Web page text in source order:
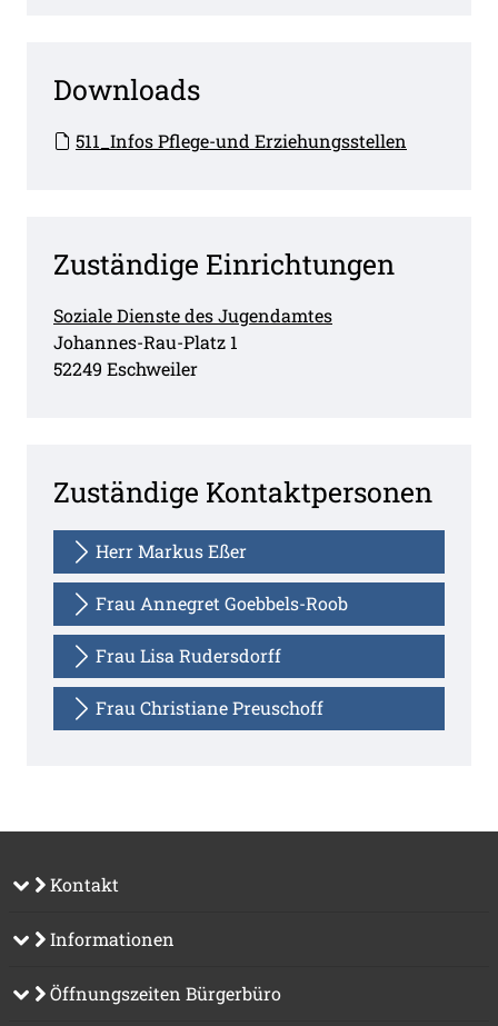
Downloads
511_Infos Pflege-und Erziehungsstellen
Zuständige Einrichtungen
Soziale Dienste des Jugendamtes
Straße:
Johannes-Rau-Platz Hausnummer:
1
PLZ:
52249 Ort:
Eschweiler
Zuständige Kontaktpersonen
Herr Markus Eßer
Frau Annegret Goebbels-Roob
Frau Lisa Rudersdorff
Frau Christiane Preuschoff
Kontakt
Informationen
Öffnungszeiten Bürgerbüro